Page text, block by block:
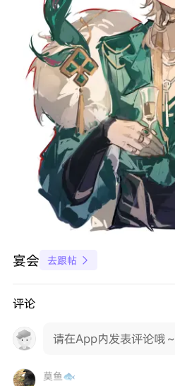
宴会 去跟帖 
评论
请在App内发表评论哦～
莫鱼🐟